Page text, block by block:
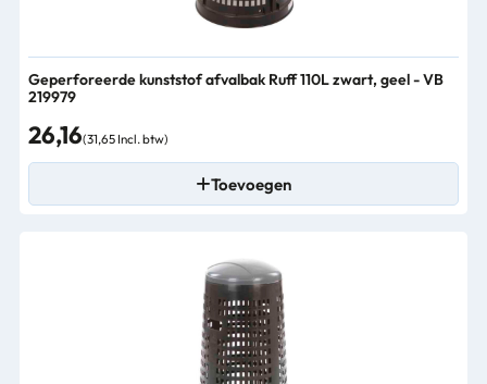
Geperforeerde kunststof afvalbak Ruff 110L zwart, geel - VB
219979
26,16(31,65 Incl. btw)
Toevoegen